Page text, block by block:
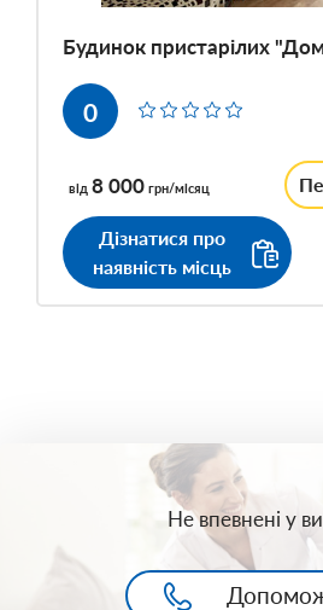
Будинок пристарілих
0
від 8 000 грн/місяц
Дізнатися про
наявність місць
Не впевнені у